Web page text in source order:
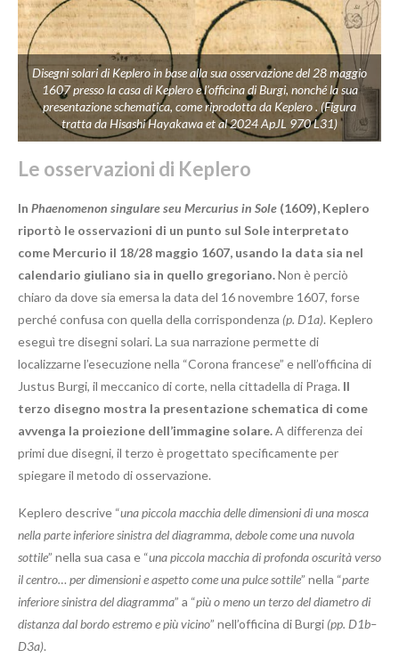
Disegni solari di Keplero in base alla sua osservazione del 28 maggio
1607 presso la casa di Keplero e l’officina di Burgi, nonché la sua
presentazione schematica, come riprodotta da Keplero . (Figura
tratta da Hisashi Hayakawa et al 2024 ApJL 970 L31)
Le osservazioni di Keplero
In Phaenomenon singulare seu Mercurius in Sole (1609), Keplero
riportò le osservazioni di un punto sul Sole interpretato
come Mercurio il 18/28 maggio 1607, usando la data sia nel
calendario giuliano sia in quello gregoriano.Non è perciò
chiaro da dove sia emersa la data del 16 novembre 1607, forse
perché confusa con quella della corrispondenza (p. D1a). Keplero
eseguì tre disegni solari. La sua narrazione permette di
localizzarne l’esecuzione nella “Corona francese” e nell’officina di
Justus Burgi, il meccanico di corte, nella cittadella di Praga. Il
terzo disegno mostra la presentazione schematica di come
avvenga la proiezione dell’immagine solare.A differenza dei
primi due disegni, il terzo è progettato specificamente per
spiegare il metodo di osservazione.
Keplero descrive “una piccola macchia delle dimensioni di una mosca
nella parte inferiore sinistra del diagramma, debole come una nuvola
sottile” nella sua casa e “una piccola macchia di profonda oscurità verso
il centro… per dimensioni e aspetto come una pulce sottile” nella “parte
inferiore sinistra del diagramma” a “più o meno un terzo del diametro di
distanza dal bordo estremo e più vicino” nell’officina di Burgi (pp. D1b–
D3a).